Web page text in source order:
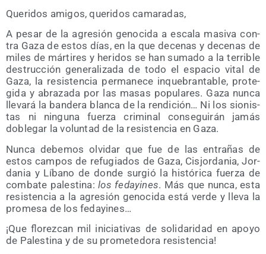
Que­ri­dos ami­gos, que­ri­dos camaradas,
A pesar de la agre­sión geno­ci­da a esca­la masi­va con­
tra Gaza de estos días, en la que dece­nas y dece­nas de
miles de már­ti­res y heri­dos se han suma­do a la terri­ble
des­truc­ción gene­ra­li­za­da de todo el espa­cio vital de
Gaza, la resis­ten­cia per­ma­ne­ce inque­bran­ta­ble, pro­te­
gi­da y abra­za­da por las masas popu­la­res. Gaza nun­ca
lle­va­rá la ban­de­ra blan­ca de la ren­di­ción… Ni los sio­nis­
tas ni nin­gu­na fuer­za cri­mi­nal con­se­gui­rán jamás
doble­gar la volun­tad de la resis­ten­cia en Gaza.
Nun­ca debe­mos olvi­dar que fue de las entra­ñas de
estos cam­pos de refu­gia­dos de Gaza, Cis­jor­da­nia, Jor­
da­nia y Líbano de don­de sur­gió la his­tó­ri­ca fuer­za de
com­ba­te pales­ti­na:los feda­yi­nes. Más que nun­ca, esta
resis­ten­cia a la agre­sión geno­ci­da está ver­de y lle­va la
pro­me­sa de los fedayines…
¡Que flo­rez­can mil ini­cia­ti­vas de soli­da­ri­dad en apo­yo
de Pales­ti­na y de su pro­me­te­do­ra resistencia!